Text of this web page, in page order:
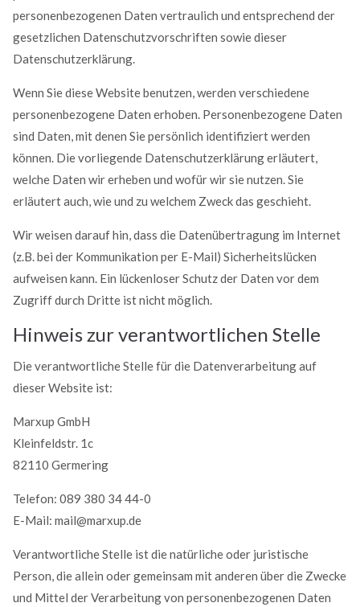
personenbezogenen Daten vertraulich und entsprechend der
gesetzlichen Datenschutzvorschriften sowie dieser
Datenschutzerklärung.
Wenn Sie diese Website benutzen, werden verschiedene
personenbezogene Daten erhoben. Personenbezogene Daten
sind Daten, mit denen Sie persönlich identifiziert werden
können. Die vorliegende Datenschutzerklärung erläutert,
welche Daten wir erheben und wofür wir sie nutzen. Sie
erläutert auch, wie und zu welchem Zweck das geschieht.
Wir weisen darauf hin, dass die Datenübertragung im Internet
(z.B. bei der Kommunikation per E-Mail) Sicherheitslücken
aufweisen kann. Ein lückenloser Schutz der Daten vor dem
Zugriff durch Dritte ist nicht möglich.
Hinweis zur verantwortlichen Stelle
Die verantwortliche Stelle für die Datenverarbeitung auf
dieser Website ist:
Marxup GmbH
Kleinfeldstr. 1c
82110 Germering
Telefon: 089 380 34 44-0
E-Mail: mail@marxup.de
Verantwortliche Stelle ist die natürliche oder juristische
Person, die allein oder gemeinsam mit anderen über die Zwecke
und Mittel der Verarbeitung von personenbezogenen Daten